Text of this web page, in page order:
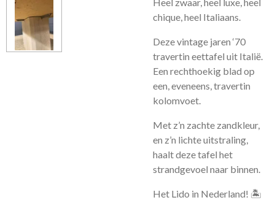
chique, heel Italiaans.
Deze vintage jaren ‘70
travertin eettafel uit Italië.
Een rechthoekig blad op
een, eveneens, travertin
kolomvoet.
Met z’n zachte zandkleur,
en z’n lichte uitstraling,
haalt deze tafel het
strandgevoel naar binnen.
Het Lido in Nederland! 🏝️